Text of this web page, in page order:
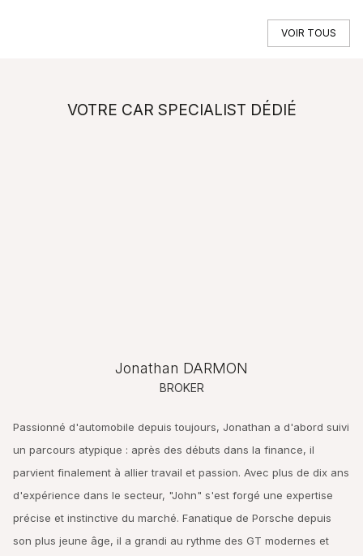
VOIR TOUS
VOTRE CAR SPECIALIST DÉDIÉ
Jonathan DARMON
BROKER
Passionné d'automobile depuis toujours, Jonathan a d'abord suivi
un parcours atypique : après des débuts dans la finance, il
parvient finalement à allier travail et passion. Avec plus de dix ans
d'expérience dans le secteur, "John" s'est forgé une expertise
précise et instinctive du marché. Fanatique de Porsche depuis
son plus jeune âge, il a grandi au rythme des GT modernes et